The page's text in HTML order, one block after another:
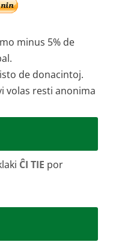
minus 5% de
de donacintoj.
volas resti anonima
ĈI TIE por